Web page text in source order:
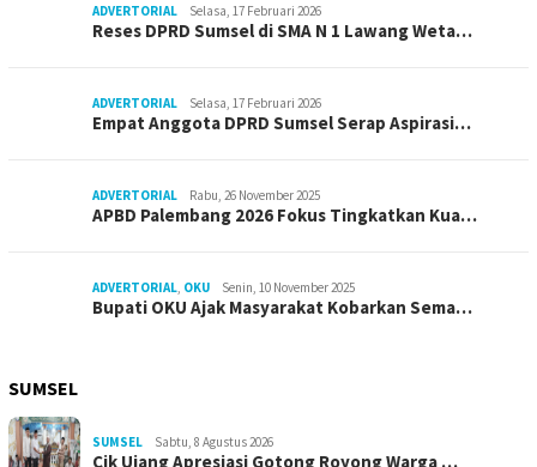
ADVERTORIAL Selasa, 17 Februari 2026
Reses DPRD Sumsel di SMA N 1 Lawang Weta…
ADVERTORIAL Selasa, 17 Februari 2026
Empat Anggota DPRD Sumsel Serap Aspirasi…
ADVERTORIAL Rabu, 26 November 2025
APBD Palembang 2026 Fokus Tingkatkan Kua…
ADVERTORIAL OKU Senin, 10 November 2025
Bupati OKU Ajak Masyarakat Kobarkan Sema…
SUMSEL
SUMSEL Sabtu, 8 Agustus 2026
Cik Ujang Apresiasi Gotong Royong Warga …